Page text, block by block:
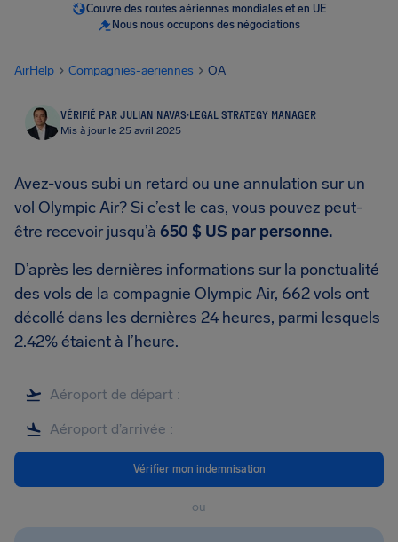
Couvre des routes aériennes mondiales et en UE
Nous nous occupons des négociations
AirHelp Compagnies-aeriennes OA
VÉRIFIÉ PAR JULIAN NAVAS·LEGAL STRATEGY MANAGER
Mis à jour le 25 avril 2025
Avez-vous subi un retard ou une annulation sur un
vol Olympic Air? Si c’est le cas, vous pouvez peut-
être recevoir jusqu’à 650 $ US par personne.
D’après les dernières informations sur la ponctualité
des vols de la compagnie Olympic Air, 662 vols ont
décollé dans les dernières 24 heures, parmi lesquels
2.42% étaient à l’heure.
Vérifier mon indemnisation
ou